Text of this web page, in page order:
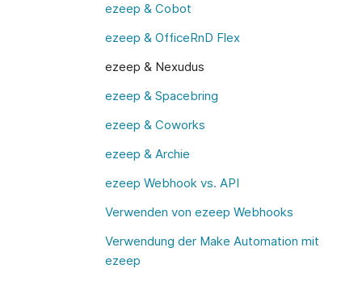
ezeep & Cobot
ezeep & OfficeRnD Flex
ezeep & Nexudus
ezeep & Spacebring
ezeep & Coworks
ezeep & Archie
ezeep Webhook vs. API
Verwenden von ezeep Webhooks
Verwendung der Make Automation mit
ezeep